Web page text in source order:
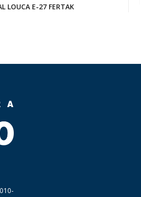
LOUCA E-27 FERTAK